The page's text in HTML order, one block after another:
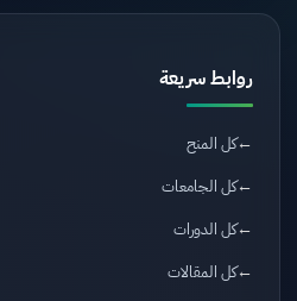
روابط سريعة
كل المنح
كل الجامعات
كل الدورات
كل المقالات